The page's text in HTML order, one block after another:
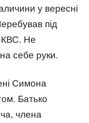
у вересні
під
Не
себе руки.
Симона
Батько
члена